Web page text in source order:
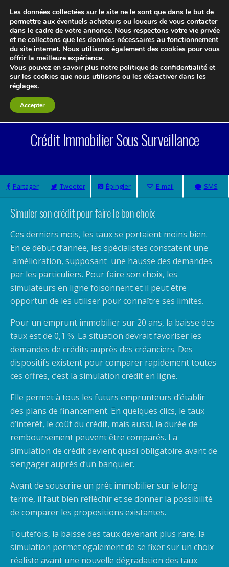
Le blog 3d-immo-visites
Crédit Immobilier Sous Surveillance
Partager Tweeter Épingler E-mail SMS
Simuler son crédit pour faire le bon choix
Ces derniers mois, les taux se portaient moins bien.
En ce début d’année, les spécialistes constatent une
amélioration, supposant une hausse des demandes
par les particuliers. Pour faire son choix, les
simulateurs en ligne foisonnent et il peut être
opportun de les utiliser pour connaître ses limites.
Pour un emprunt immobilier sur 20 ans, la baisse des
taux est de 0,1 %. La situation devrait favoriser les
demandes de crédits auprès des créanciers. Des
dispositifs existent pour comparer rapidement toutes
ces offres, c’est la simulation crédit en ligne.
Elle permet à tous les futurs emprunteurs d’établir
des plans de financement. En quelques clics, le taux
d’intérêt, le coût du crédit, mais aussi, la durée de
remboursement peuvent être comparés. La
simulation de crédit devient quasi obligatoire avant de
s’engager auprès d’un banquier.
Avant de souscrire un prêt immobilier sur le long
terme, il faut bien réfléchir et se donner la possibilité
de comparer les propositions existantes.
Toutefois, la baisse des taux devenant plus rare, la
simulation permet également de se fixer sur un choix
réaliste avant une nouvelle dégradation des taux
Les données collectées sur le site ne le sont que dans le but de
permettre aux éventuels acheteurs ou loueurs de vous contacter
dans le cadre de votre annonce. Nous respectons votre vie privée
et ne collectons que les données nécessaires au fonctionnement
du site internet. Nous utilisons également des cookies pour vous
offrir la meilleure expérience.
Vous pouvez en savoir plus notre politique de confidentialité et
sur les cookies que nous utilisons ou les désactiver dans les
réglages.
Accepter